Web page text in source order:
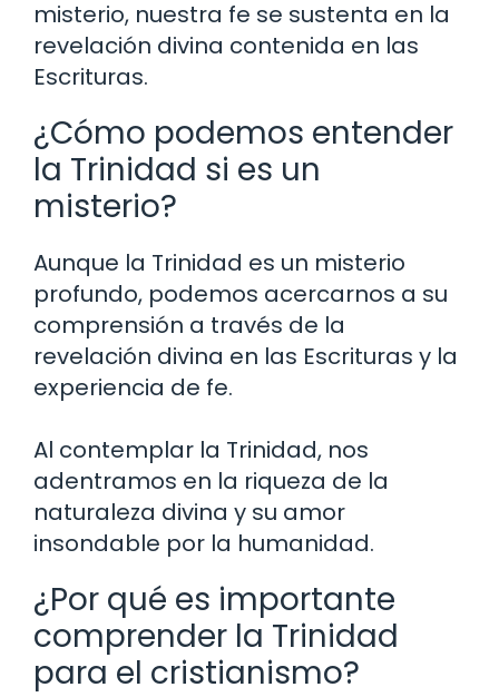
misterio, nuestra fe se sustenta en la
revelación divina contenida en las
Escrituras.
¿Cómo podemos entender
la Trinidad si es un
misterio?
Aunque la Trinidad es un misterio
profundo, podemos acercarnos a su
comprensión a través de la
revelación divina en las Escrituras y la
experiencia de fe.
Al contemplar la Trinidad, nos
adentramos en la riqueza de la
naturaleza divina y su amor
insondable por la humanidad.
¿Por qué es importante
comprender la Trinidad
para el cristianismo?